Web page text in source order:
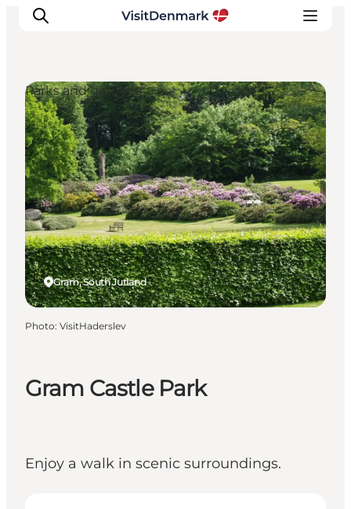
Inspirations
Destinations
Quoi faire
Hébergements
Planifiez votre voyage
Gram Castle Park
Enjoy a walk in scenic surroundings.
Gram, South Jutland
Parks and gardens
Photo: VisitHaderslev